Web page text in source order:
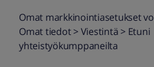
Omat markkinointiasetukset
Omat tiedot > Viestintä > Etuni
yhteistyökumppaneilta